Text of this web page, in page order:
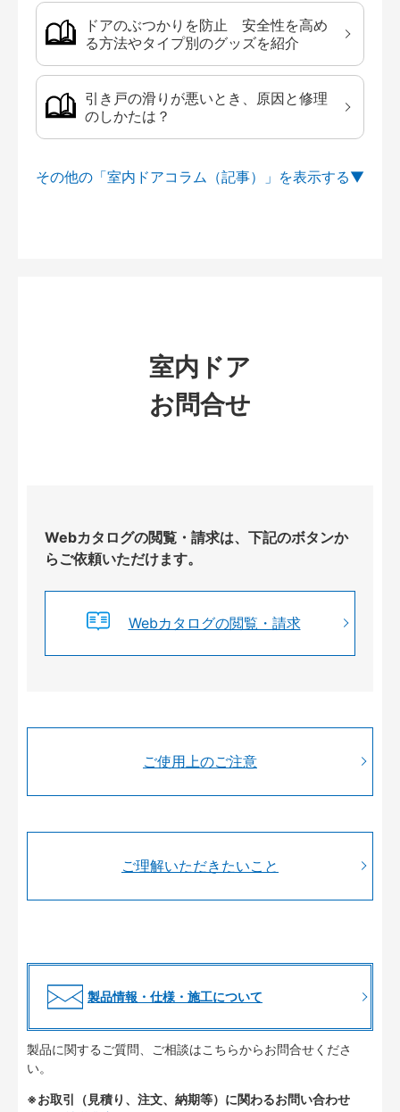
ドアのぶつかりを防止 安全性を高め
る方法やタイプ別のグッズを紹介
引き戸の滑りが悪いとき、原因と修理
のしかたは？
その他の「室内ドアコラム（記事）」を
室内ドア
お問合せ
Webカタログの閲覧・請求は、下記のボタンか
らご依頼いただけます。
Webカタログの閲覧・請求
ご使用上のご注意
ご理解いただきたいこと
製品情報・仕様・施工について
製品に関するご質問、ご相談はこちらからお問合せくださ
い。
※お取引（見積り、注文、納期等）に関わるお問い合わせ